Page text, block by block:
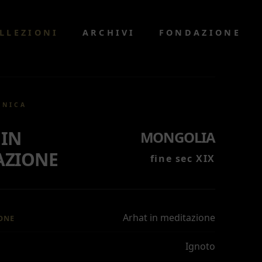
ARCHIVI FONDAZIONE
MONGOLIA
fine sec XIX
Arhat in meditazione
Ignoto